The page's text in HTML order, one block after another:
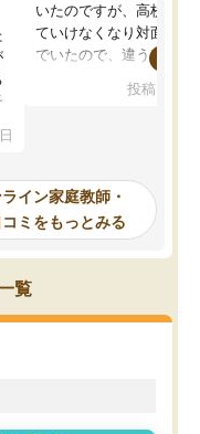
いたのですが、高校に入
ていけなくなり対面の塾
でいたので、違うアプロ
で、当初は模試でD判定
自習室が毎日使えていつ
るのが心強かったよう
謝です。
投稿日：
イン家庭教師・
ミをもっとみる
覧